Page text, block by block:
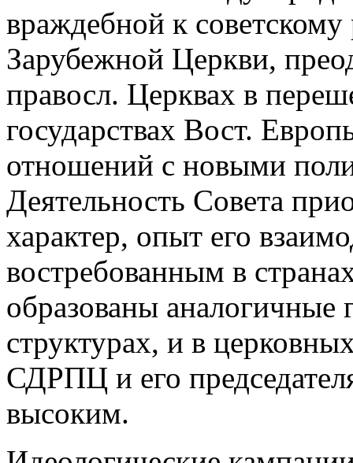
враждебной к советскому
Зарубежной Церкви,
правосл. Церквах в
государствах Вост.
отношений с новыми
Деятельность Совета
характер, опыт его
востребованным в
образованы аналогичные
структурах, и в
СДРПЦ и его
высоким.